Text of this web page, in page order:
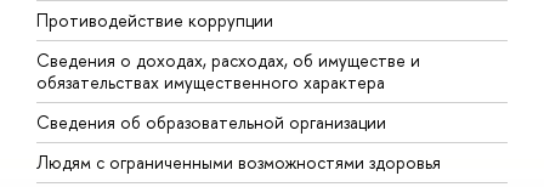
Противодействие коррупции
Сведения о доходах, расходах, об имуществе и
обязательствах имущественного характера
Сведения об образовательной организации
Людям с ограниченными возможностями здоровья